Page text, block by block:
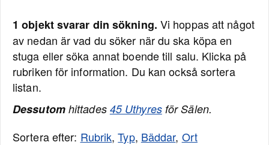
1 objekt svarar din sökning. Vi hoppas att något
av nedan är vad du söker när du ska köpa en
stuga eller söka annat boende till salu. Klicka på
rubriken för information. Du kan också sortera
listan.
Dessutomhittades 45 Uthyresför Sälen.
Sortera efter: Rubrik,Typ, Bäddar, Ort